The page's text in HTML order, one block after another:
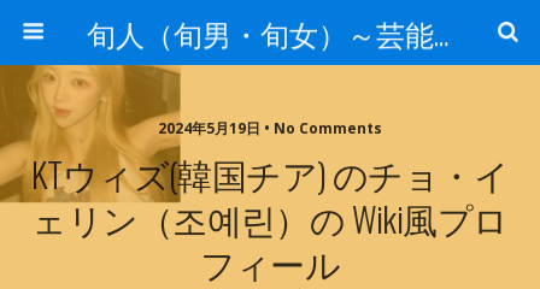
旬人（旬男・旬女）～芸能界等から旬な人・歌等の情報～
2024年5月19日 • No Comments
KTウィズ(韓国チア) のチョ・イ
ェリン（조예린）の Wiki風プロ
フィール